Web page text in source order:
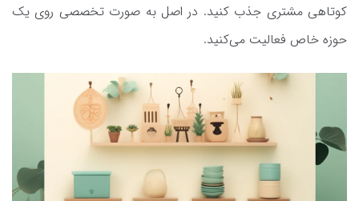
کوتاهی مشتری جذب کنید. در اصل به صورت تخصصی روی یک
حوزه خاص فعالیت می‌کنید.